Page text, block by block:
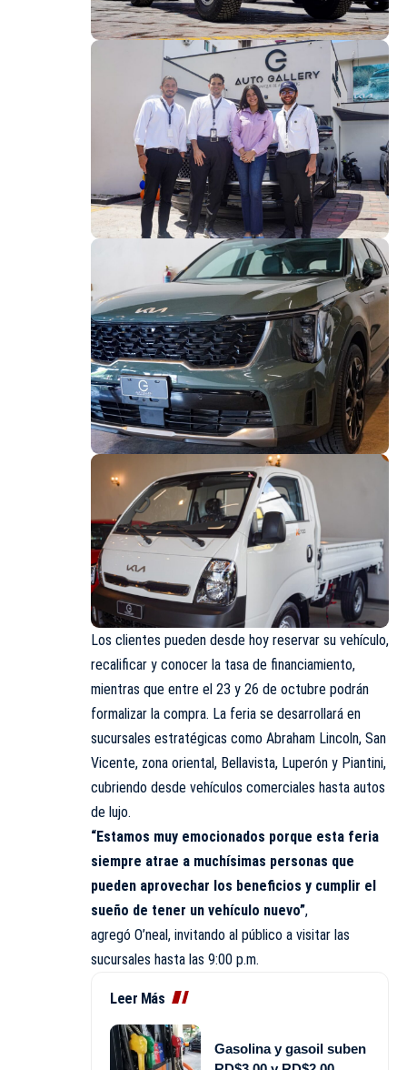
Los clientes pueden desde hoy reservar su vehículo,
recalificar y conocer la tasa de financiamiento,
mientras que entre el 23 y 26 de octubre podrán
formalizar la compra. La feria se desarrollará en
sucursales estratégicas como Abraham Lincoln, San
Vicente, zona oriental, Bellavista, Luperón y Piantini,
cubriendo desde vehículos comerciales hasta autos
de lujo.
“Estamos muy emocionados porque esta feria
siempre atrae a muchísimas personas que
pueden aprovechar los beneficios y cumplir el
sueño de tener un vehículo nuevo”,
agregó O’neal, invitando al público a visitar las
sucursales hasta las 9:00 p.m.
Leer Más
Gasolina y gasoil suben